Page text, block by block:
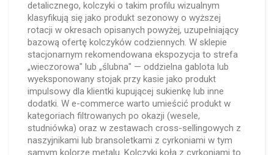
detalicznego, kolczyki o takim profilu wizualnym
klasyfikują się jako produkt sezonowy o wyższej
rotacji w okresach opisanych powyżej, uzupełniający
bazową ofertę kolczyków codziennych. W sklepie
stacjonarnym rekomendowana ekspozycja to strefa
„wieczorowa" lub „ślubna" — oddzielna gablota lub
wyeksponowany stojak przy kasie jako produkt
impulsowy dla klientki kupującej sukienkę lub inne
dodatki. W e-commerce warto umieścić produkt w
kategoriach filtrowanych po okazji (wesele,
studniówka) oraz w zestawach cross-sellingowych z
naszyjnikami lub bransoletkami z cyrkoniami w tym
samym kolorze metalu. Kolczyki koła z cyrkoniami to